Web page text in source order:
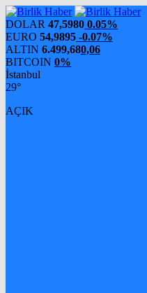
DOLAR 47,5980 0.05%
EURO 54,9895 -0.07%
ALTIN 6.499,680,06
BITCOIN 0%
İstanbul
29°
AÇIK